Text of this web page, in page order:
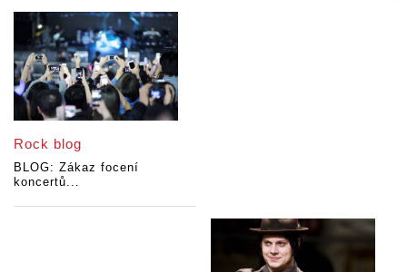
Rock blog
BLOG: Zákaz focení
koncertů...